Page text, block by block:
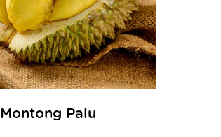
Montong Palu